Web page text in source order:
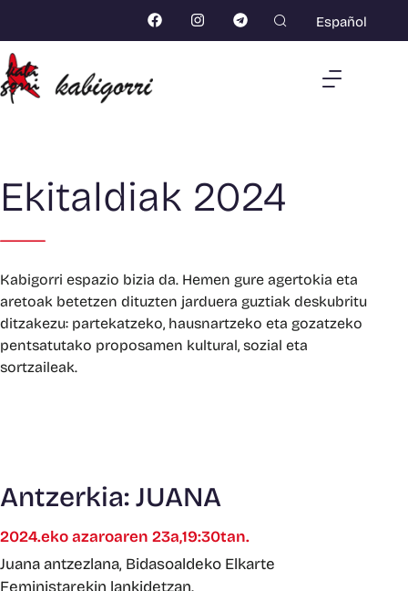
Español
Ekitaldiak 2024
Kabigorri espazio bizia da. Hemen gure agertokia eta
aretoak betetzen dituzten jarduera guztiak deskubritu
ditzakezu: partekatzeko, hausnartzeko eta gozatzeko
pentsatutako proposamen kultural, sozial eta
sortzaileak.
Antzerkia: JUANA
2024.eko azaroaren 23a,19:30tan.
Juana antzezlana, Bidasoaldeko Elkarte
Feministarekin lankidetzan.